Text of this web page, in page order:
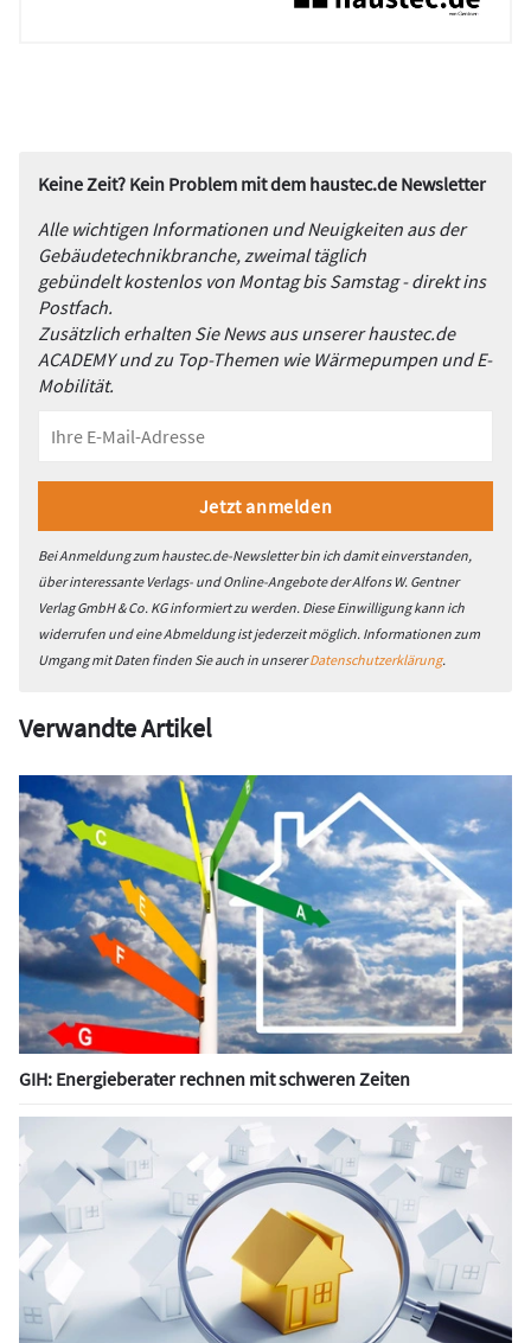
Keine Zeit? Kein Problem mit dem haustec.de Newsletter
Alle wichtigen Informationen und Neuigkeiten aus der
Gebäudetechnikbranche, zweimal täglich
gebündelt kostenlos von Montag bis Samstag - direkt ins
Postfach.
Zusätzlich erhalten Sie News aus unserer haustec.de
ACADEMY und zu Top-Themen wie Wärmepumpen und E-
Mobilität.
Bei Anmeldung zum haustec.de-Newsletter bin ich damit einverstanden,
über interessante Verlags- und Online-Angebote der Alfons W. Gentner
Verlag GmbH & Co. KG informiert zu werden. Diese Einwilligung kann ich
widerrufen und eine Abmeldung ist jederzeit möglich. Informationen zum
Umgang mit Daten finden Sie auch in unsererDatenschutzerklärung.
Verwandte Artikel
GIH: Energieberater rechnen mit schweren Zeiten